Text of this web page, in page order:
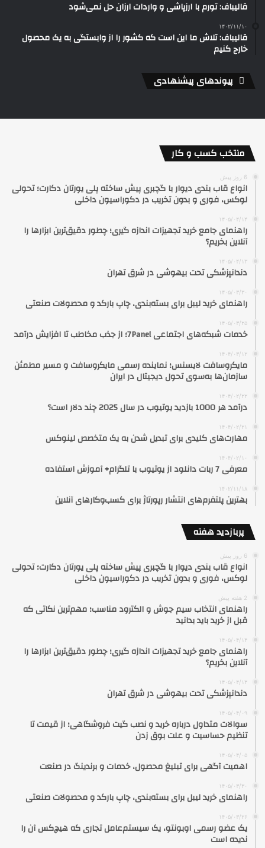
قالیباف: تورم با ارزپاشی و واردات ارزان حل نمی‌شود
۱۴۰۲/۱۱/۱۰
قالیباف: تلاش ما این است که کشور را از وابستگی به یک محصول
خارج کنیم
پیوندهای پیشنهادی
منتخب کسب و کار
6 روز پیش
انواع قاب بندی دیوار با گچبری پیش ساخته پلی یورتان دکارت؛ تحولی
لوکس، فوری و بدون تخریب در دکوراسیون داخلی
۱۴۰۵/۰۴/۱۴
راهنمای جامع خرید تجهیزات اندازه گیری؛ چطور دقیق‌ترین ابزارها را
آنلاین بخریم؟
۱۴۰۵/۰۴/۱۳
دندانپزشکی تحت بیهوشی در شرق تهران
۱۴۰۵/۰۳/۳۰
راهنمای خرید لیبل برای بسته‌بندی، چاپ بارکد و محصولات صنعتی
۱۴۰۵/۰۳/۲۵
خدمات شبکه‌های اجتماعی 7Panel؛ از جذب مخاطب تا افزایش درآمد
۱۴۰۴/۰۳/۱۲
مایکروسافت لایسنس؛ نماینده رسمی مایکروسافت و مسیر مطمئن
سازمان‌ها به‌سوی تحول دیجیتال در ایران
۱۴۰۴/۰۲/۲۲
درآمد هر 1000 بازدید یوتیوب در سال 2025 چند دلار است؟
۱۴۰۴/۰۲/۲۱
مهارت‌های کلیدی برای تبدیل شدن به یک متخصص لینوکس
۱۴۰۴/۰۲/۱۰
معرفی 7 ربات دانلود از یوتیوب با تلگرام+ آموزش استفاده
۱۴۰۲/۱۱/۱۸
بهترین پلتفرم‌های انتشار رپورتاژ برای کسب‌وکارهای آنلاین
پربازدید هفته
6 روز پیش
انواع قاب بندی دیوار با گچبری پیش ساخته پلی یورتان دکارت؛ تحولی
لوکس، فوری و بدون تخریب در دکوراسیون داخلی
2 هفته پیش
راهنمای انتخاب سیم جوش و الکترود مناسب؛ مهم‌ترین نکاتی که
قبل از خرید باید بدانید
۱۴۰۵/۰۴/۱۴
راهنمای جامع خرید تجهیزات اندازه گیری؛ چطور دقیق‌ترین ابزارها را
آنلاین بخریم؟
۱۴۰۵/۰۴/۱۳
دندانپزشکی تحت بیهوشی در شرق تهران
۱۴۰۵/۰۴/۰۹
سوالات متداول درباره خرید و نصب گیت فروشگاهی؛ از قیمت تا
تنظیم حساسیت و علت بوق زدن
۱۴۰۵/۰۴/۰۵
اهمیت آگهی برای تبلیغ محصول، خدمات و برندینگ در صنعت
۱۴۰۵/۰۳/۳۰
راهنمای خرید لیبل برای بسته‌بندی، چاپ بارکد و محصولات صنعتی
۱۴۰۵/۰۳/۲۶
یک عضو رسمی اوبونتو، یک سیستم‌عامل تجاری که هیچ‌کس آن را
ندیده است